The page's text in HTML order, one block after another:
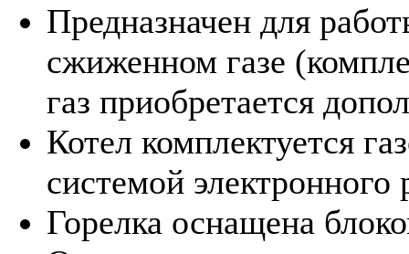
Предназначен для
сжиженном газе
газ приобретается
Котел комплектуется
системой электронного
Горелка оснащена